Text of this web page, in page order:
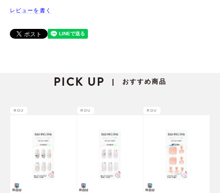
レビューを書く
PICK UP | おすすめ商品
ROU ROU ROU